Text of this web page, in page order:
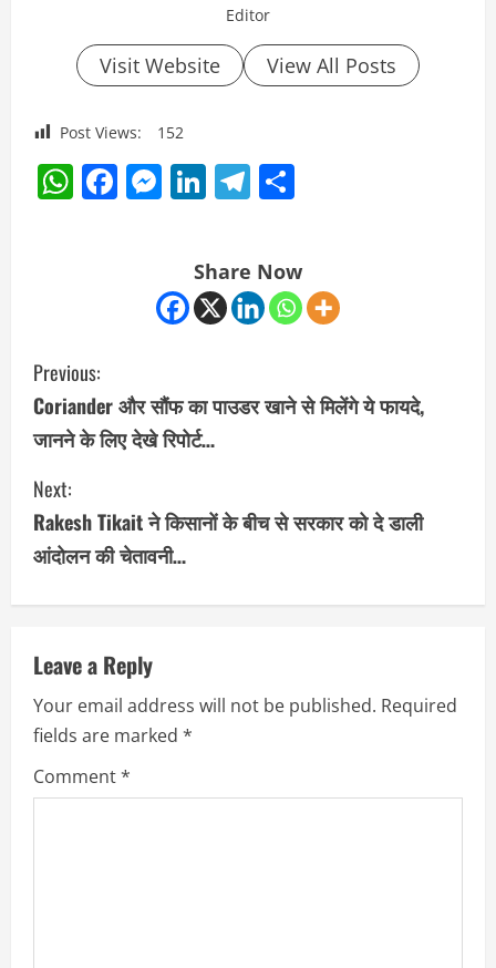
Editor
Visit Website View All Posts
Post Views: 152
WhatsApp
Facebook
Messenger
LinkedIn
Telegram
Share Now
C
o
n
t
i
n
e
R
e
Previous:
Coriander और सौंफ का पाउडर खाने से मिलेंगे ये फायदे,
जानने के लिए देखे रिपोर्ट…
Next:
Rakesh Tikait ने किसानों के बीच से सरकार को दे डाली
आंदोलन की चेतावनी…
Leave a Reply
Your email address will not be published. Required
fields are marked *
Comment*